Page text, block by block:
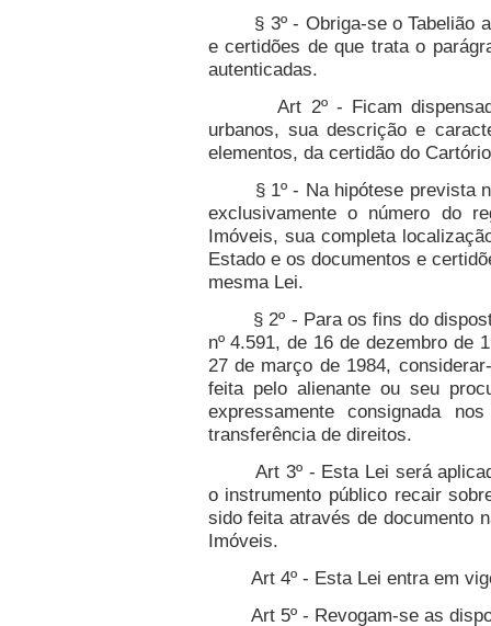
§ 3º - Obriga-se o Tabelião a
e certidões de que trata o
autenticadas.
Art 2º - Ficam
urbanos, sua descrição e
elementos, da certidão do
§ 1º - Na hipótese prevista
exclusivamente o número do
Imóveis, sua completa
Estado e os documentos e
mesma Lei.
§ 2º - Para os fins do
nº 4.591, de 16 de dezembro de
27 de março de 1984,
feita pelo alienante ou seu
expressamente consignada
transferência de direitos.
Art 3º - Esta Lei será
o instrumento público recair
sido feita através de documento
Imóveis.
Art 4º - Esta Lei entra em
Art 5º - Revogam-se as